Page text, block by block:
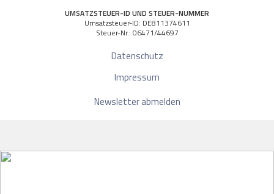
UMSATZSTEUER-ID UND STEUER-NUMMER
Umsatzsteuer-ID: DE811374611
Steuer-Nr.: 06471/44697
Datenschutz
Impressum
Newsletter abmelden